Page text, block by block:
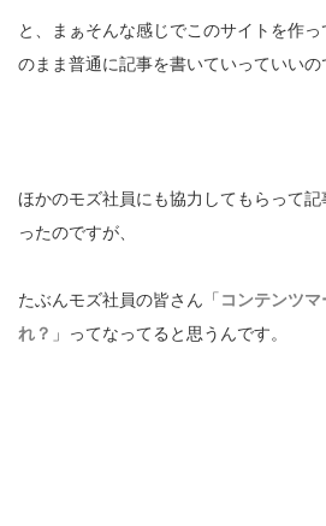
と、まぁそんな感じでこのサイトを作
のまま普通に記事を書いていっていいの
ほかのモズ社員にも協力してもらって
ったのですが、
たぶんモズ社員の皆さん「 コンテンツ
れ？ 」ってなってると思うんです。